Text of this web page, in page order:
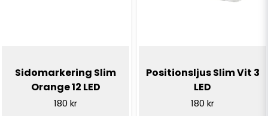
Sidomarkering Slim
Orange 12 LED
180 kr
Positionsljus Slim Vit 3
LED
180 kr